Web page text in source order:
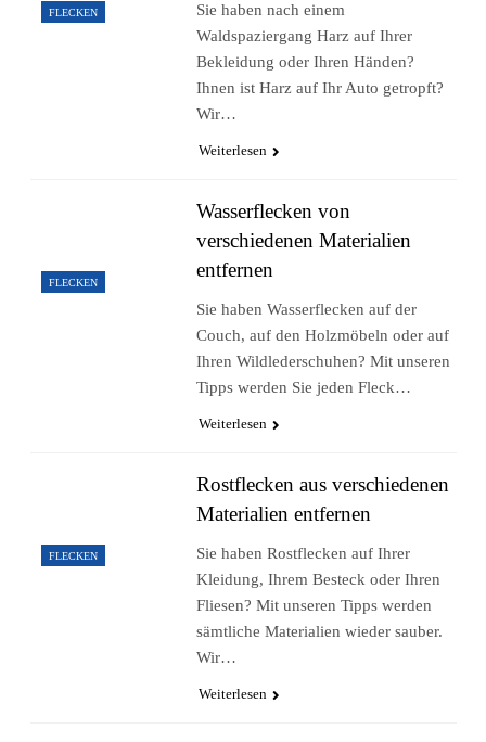
FLECKEN
Sie haben nach einem
Waldspaziergang Harz auf Ihrer
Bekleidung oder Ihren Händen?
Ihnen ist Harz auf Ihr Auto getropft?
Wir…
Weiterlesen
FLECKEN
Wasserflecken von
verschiedenen Materialien
entfernen
Sie haben Wasserflecken auf der
Couch, auf den Holzmöbeln oder auf
Ihren Wildlederschuhen? Mit unseren
Tipps werden Sie jeden Fleck…
Weiterlesen
FLECKEN
Rostflecken aus verschiedenen
Materialien entfernen
Sie haben Rostflecken auf Ihrer
Kleidung, Ihrem Besteck oder Ihren
Fliesen? Mit unseren Tipps werden
sämtliche Materialien wieder sauber.
Wir…
Weiterlesen